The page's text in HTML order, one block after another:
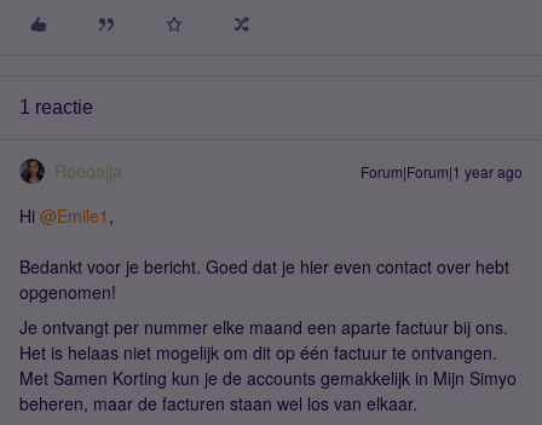
1 reactie
Roeqajja Forum|Forum|1 year ago
Hi ​ @Emile1 ,
Bedankt voor je bericht. Goed dat je hier even contact over hebt
opgenomen!
Je ontvangt per nummer elke maand een aparte factuur bij ons.
Het is helaas niet mogelijk om dit op één factuur te ontvangen.
Met Samen Korting kun je de accounts gemakkelijk in Mijn Simyo
beheren, maar de facturen staan wel los van elkaar.